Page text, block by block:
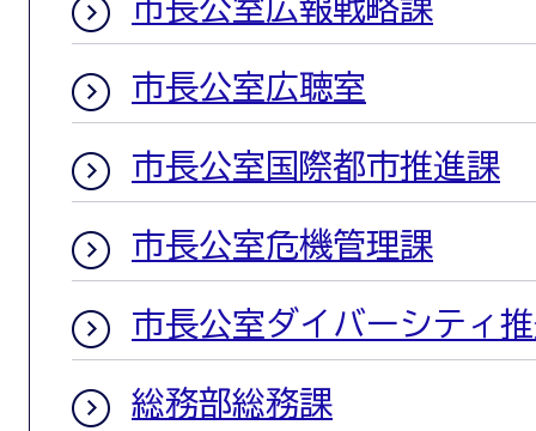
市長公室広報戦略課
市長公室広聴室
市長公室国際都市推進課
市長公室危機管理課
市長公室ダイバーシティ
総務部総務課